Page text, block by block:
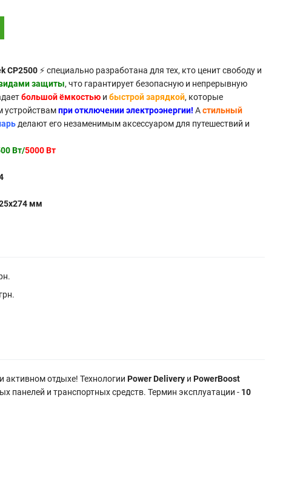
CP2500⚡ специально разработана для тех, кто ценит свободу и
защиты, что гарантирует безопасную и непрерывную
большой ёмкостьюи быстрой зарядкой, которые
устройствампри отключении электроэнергии! Астильный
делают его незаменимым аксессуаром для путешествий и
Вт/5000 Вт
мм
отдыхе! Технологии Power Delivery и PowerBoost
панелей и транспортных средств. Термин эксплуатации - 10